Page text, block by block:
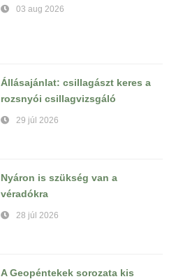
03 aug 2026
Állásajánlat: csillagászt keres a
rozsnyói csillagvizsgáló
29 júl 2026
Nyáron is szükség van a
véradókra
28 júl 2026
A Geopéntekek sorozata kis